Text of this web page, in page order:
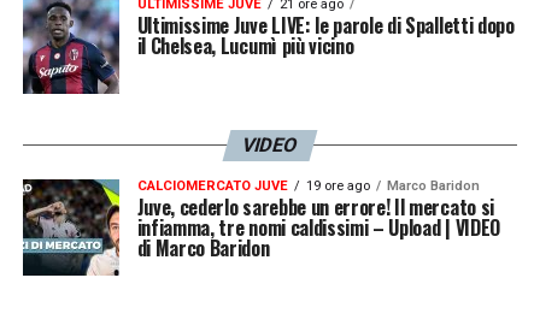
dato qualche consiglio».
ANDREA AGNELLI
trovando bene ad Amsterdam con la
famiglia. Ho sempre avuto un bel rapporto
con Andrea, veniva in pullman con noi a Villar
Perosa. Poi abbiamo lavorato insieme
all’Eca e quando lui era presidente della Juve
ULTIMISSIME JUVE 21 ore ago
Ultimissime Juve LIVE: le parole di Spalletti dopo
il Chelsea, Lucumì più vicino
VIDEO
CALCIOMERCATO JUVE 19 ore ago Marco Baridon
Juve, cederlo sarebbe un errore! Il mercato si
infiamma, tre nomi caldissimi – Upload | VIDEO
di Marco Baridon